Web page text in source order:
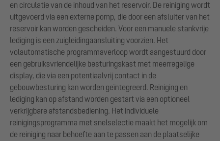
en circulatie van de inhoud van het reservoir. De reiniging wordt
uitgevoerd via een externe pomp, die door een afsluiter van het
reservoir kan worden gescheiden. Voor een manuele stankvrije
lediging is een zuigleidingaansluiting voorzien. Het
volautomatische programmaverloop wordt aangestuurd door
een gebruiksvriendelijke besturingskast met meerregelige
display, die via een potentiaalvrij contact in de
gebouwbesturing kan worden geïntegreerd. Reiniging en
lediging kan op afstand worden gestart via een optioneel
verkrijgbare afstandsbediening. Het individuele
reinigingsprogramma met snelselectie maakt het mogelijk om
de reiniging naar behoefte aan te passen aan de plaatselijke